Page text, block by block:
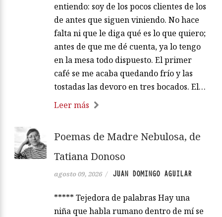
entiendo: soy de los pocos clientes de los
de antes que siguen viniendo. No hace
falta ni que le diga qué es lo que quiero;
antes de que me dé cuenta, ya lo tengo
en la mesa todo dispuesto. El primer
café se me acaba quedando frío y las
tostadas las devoro en tres bocados. El…
Leer más
Poemas de Madre Nebulosa, de
Tatiana Donoso
agosto 09, 2026 / JUAN DOMINGO AGUILAR
***** Tejedora de palabras Hay una
niña que habla rumano dentro de mí se